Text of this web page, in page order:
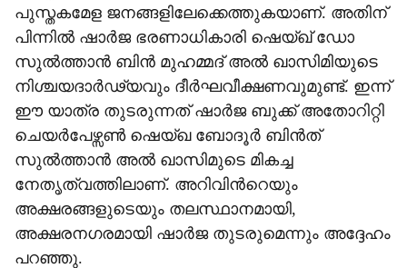
പുസ്തകമേള ജനങ്ങളിലേക്കെത്തുകയാണ്. അതിന്
പിന്നില്‍ ഷാർജ ഭരണാധികാരി ഷെയ്ഖ് ഡോ
സുല്‍ത്താന്‍ ബിന്‍ മുഹമ്മദ് അല്‍ ഖാസിമിയുടെ
നിശ്ചയദാർഢ്യവും ദീർഘവീക്ഷണവുമുണ്ട്. ഇന്ന്
ഈ യാത്ര തുടരുന്നത് ഷാർജ ബുക്ക് അതോറിറ്റി
ചെയർപേഴ്സണ്‍ ഷെയ്ഖ ബോദൂർ ബിന്‍ത്
സുല്‍ത്താന്‍ അല്‍ ഖാസിമുടെ മികച്ച
നേതൃത്വത്തിലാണ്. അറിവിന്‍റെയും
അക്ഷരങ്ങളുടെയും തലസ്ഥാനമായി,
അക്ഷരനഗരമായി ഷാർജ തുടരുമെന്നും അദ്ദേഹം
പറഞ്ഞു.